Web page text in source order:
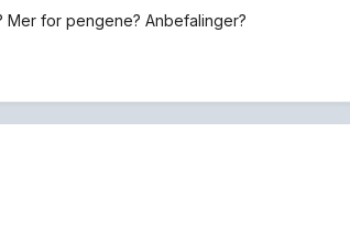
Mer for pengene? Anbefalinger?